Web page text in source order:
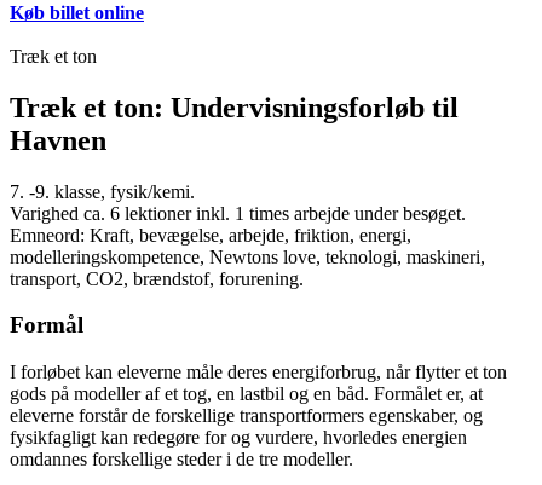
Køb billet online
Træk et ton
Træk et ton: Undervisningsforløb til
Havnen
7. -9. klasse, fysik/kemi.
Varighed ca. 6 lektioner inkl. 1 times arbejde under besøget.
Emneord: Kraft, bevægelse, arbejde, friktion, energi,
modelleringskompetence, Newtons love, teknologi, maskineri,
transport, CO2, brændstof, forurening.
Formål
I forløbet kan eleverne måle deres energiforbrug, når flytter et ton
gods på modeller af et tog, en lastbil og en båd. Formålet er, at
eleverne forstår de forskellige transportformers egenskaber, og
fysikfagligt kan redegøre for og vurdere, hvorledes energien
omdannes forskellige steder i de tre modeller.